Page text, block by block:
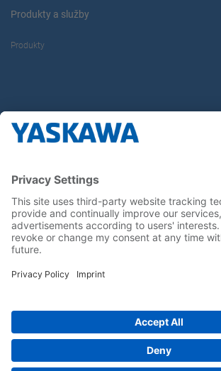
Produkty a služby
Produkty
O nás
Kontakt
Buďte s nami v obraze